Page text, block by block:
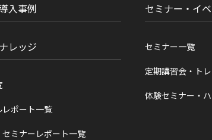
入事例
レッジ
ポート一覧
ミナーレポート一覧
セミナー・イ
セミナー一覧
定期講習会・ト
体験セミナー・